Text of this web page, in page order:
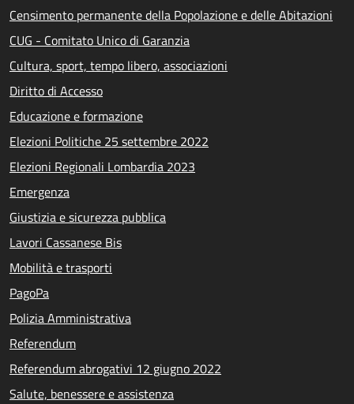
Censimento permanente della Popolazione e delle Abitazioni
CUG - Comitato Unico di Garanzia
Cultura, sport, tempo libero, associazioni
Diritto di Accesso
Educazione e formazione
Elezioni Politiche 25 settembre 2022
Elezioni Regionali Lombardia 2023
Emergenza
Giustizia e sicurezza pubblica
Lavori Cassanese Bis
Mobilità e trasporti
PagoPa
Polizia Amministrativa
Referendum
Referendum abrogativi 12 giugno 2022
Salute, benessere e assistenza